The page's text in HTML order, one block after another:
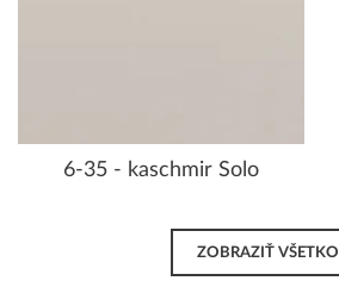
6-35 - kaschmir Solo
ZOBRAZIŤ VŠETKO